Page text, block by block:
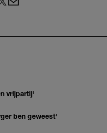
vrijpartij'
ben geweest'